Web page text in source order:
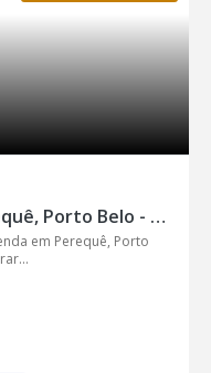
Apartamento de luxo - Perequê, Porto Belo - AP0178
em Perequê, Porto